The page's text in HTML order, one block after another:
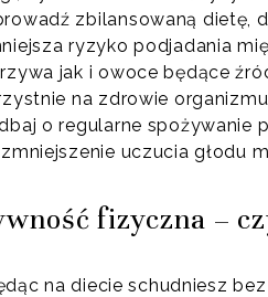
zbilansowaną dietę,
ryzyko podjadania
jak i owoce będące
na zdrowie
o regularne spożywanie
uczucia głodu
fizyczna –
na diecie schudniesz